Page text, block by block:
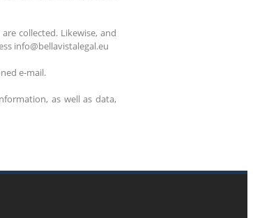
collected. Likewise, and
info@bellavistalegal.eu
e-mail.
as well as data,